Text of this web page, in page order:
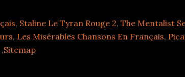
, Staline Le Tyran Rouge 2, The Mentalist
, Les Misérables Chansons En Français,
,Sitemap